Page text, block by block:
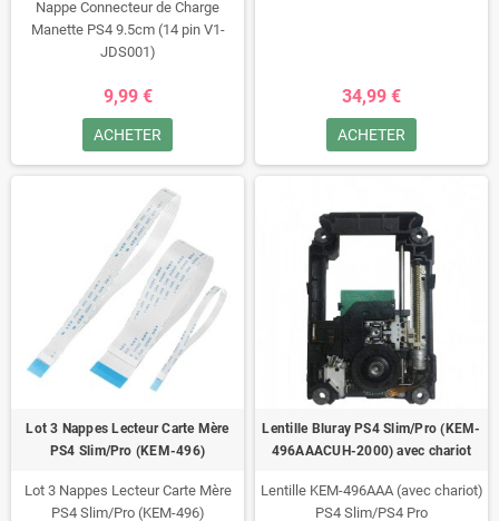
Nappe Connecteur de Charge
Manette PS4 9.5cm (14 pin V1-
JDS001)
9,99 €
ACHETER
34,99 €
ACHETER
Lot 3 Nappes Lecteur Carte Mère
PS4 Slim/Pro (KEM-496)
Lot 3 Nappes Lecteur Carte Mère
PS4 Slim/Pro (KEM-496)
Lentille Bluray PS4 Slim/Pro (KEM-
496AAACUH-2000) avec chariot
Lentille KEM-496AAA (avec chariot)
PS4 Slim/PS4 Pro